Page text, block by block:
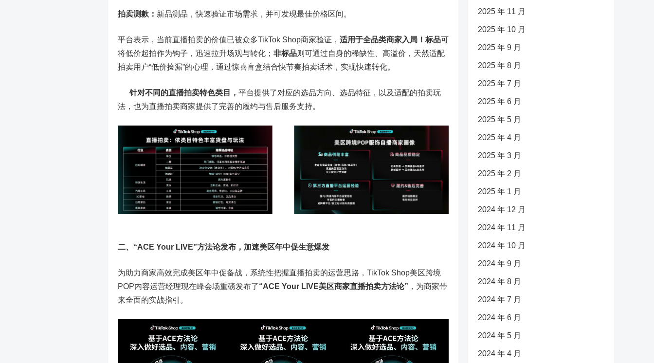
拍卖测款： 新品测品，快速验证市场需求，并可发现最佳价格区间。
平台表示，当前直播拍卖的价值已被众多TikTok Shop商家验证， 适用于全品类商家入局！标品可
将低价起拍作为钩子，迅速拉升场观与转化； 非标品则可通过自身的稀缺性、高溢价，天然适配
拍卖用户“低价捡漏”的心理，通过惊喜盲盒结合快节奏拍卖话术，实现快速转化。
针对不同的直播拍卖特色类目， 平台提供了对应的选品方向、选品特征，以及适配的拍卖玩
法，也为直播拍卖商家提供了完善的履约与售后服务支持。
二、“ACE Your LIVE”方法论发布，加速美区年中促生意爆发
为助力商家高效完成美区年中促备战，系统性把握直播拍卖的运营思路，TikTok Shop美区跨境
POP内容运营经理现在峰会场重磅发布了“ACE Your LIVE美区商家直播拍卖方法论” ，为商家带
来全面的实战指引。
2025 年 11 月
2025 年 10 月
2025 年 9 月
2025 年 8 月
2025 年 7 月
2025 年 6 月
2025 年 5 月
2025 年 4 月
2025 年 3 月
2025 年 2 月
2025 年 1 月
2024 年 12 月
2024 年 11 月
2024 年 10 月
2024 年 9 月
2024 年 8 月
2024 年 7 月
2024 年 6 月
2024 年 5 月
2024 年 4 月